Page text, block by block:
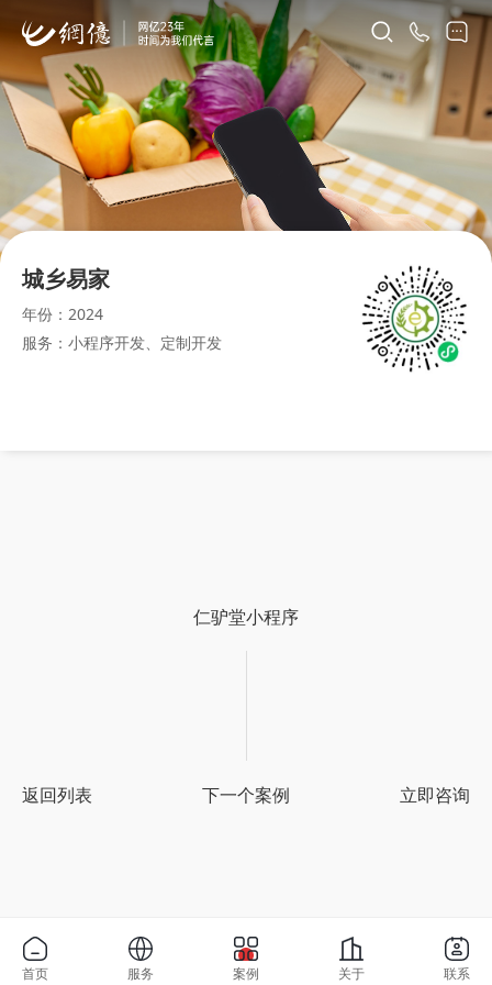
城乡易家
年份：2024
服务：小程序开发、定制开发
仁驴堂小程序
返回列表 下一个案例 立即咨询
首页 服务 案例 关于 联系